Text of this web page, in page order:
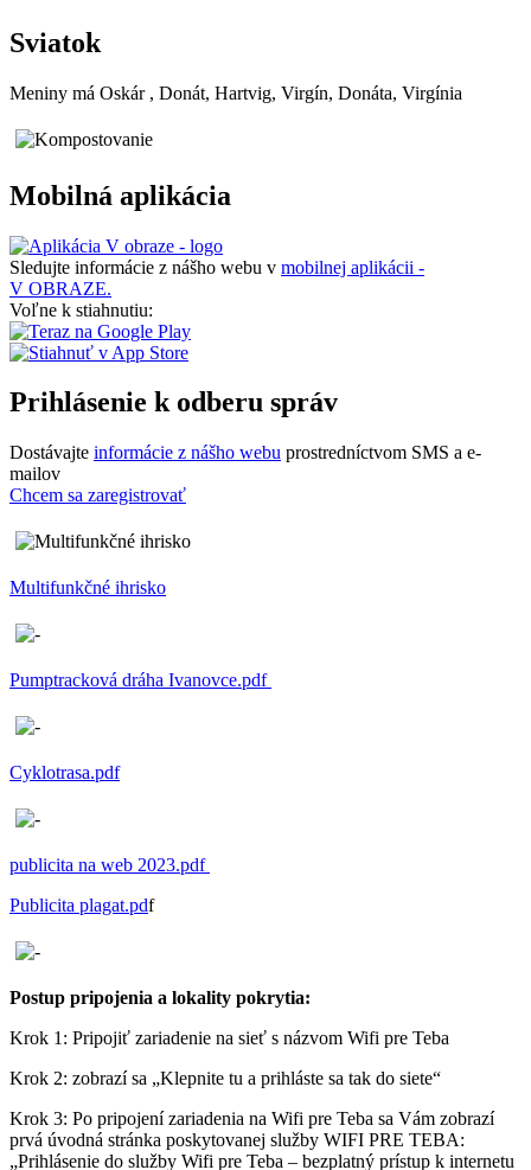
Sviatok
Meniny má Oskár , Donát, Hartvig, Virgín, Donáta, Virgínia
Mobilná aplikácia
Sledujte informácie z nášho webu v mobilnej aplikácii -
V OBRAZE.
Voľne k stiahnutiu:
Prihlásenie k odberu správ
Dostávajte informácie z nášho webu prostredníctvom SMS a e-
mailov
Chcem sa zaregistrovať
Multifunkčné ihrisko
Pumptracková dráha Ivanovce.pdf
Cyklotrasa.pdf
publicita na web 2023.pdf
Publicita plagat.pdf
Postup pripojenia a lokality pokrytia:
Krok 1: Pripojiť zariadenie na sieť s názvom Wifi pre Teba
Krok 2: zobrazí sa „Klepnite tu a prihláste sa tak do siete“
Krok 3: Po pripojení zariadenia na Wifi pre Teba sa Vám zobrazí
prvá úvodná stránka poskytovanej služby WIFI PRE TEBA:
„Prihlásenie do služby Wifi pre Teba – bezplatný prístup k internetu